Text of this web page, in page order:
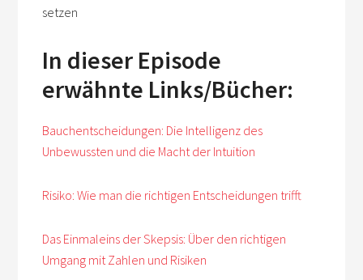
setzen
In dieser Episode
erwähnte Links/Bücher:
Bauchentscheidungen: Die Intelligenz des
Unbewussten und die Macht der Intuition
Risiko: Wie man die richtigen Entscheidungen trifft
Das Einmaleins der Skepsis: Über den richtigen
Umgang mit Zahlen und Risiken